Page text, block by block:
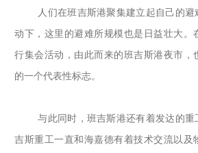
人们在班吉斯港聚集建立起自己的
动下，这里的避难所规模也是日益壮大。
行集会活动，由此而来的班吉斯港夜市，
的一个代表性标志。
与此同时，班吉斯港还有着发达的
吉斯重工一直和海嘉德有着技术交流以及